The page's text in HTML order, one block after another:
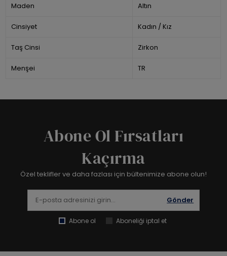
Maden Altın
Cinsiyet Kadın / Kız
Taş Cinsi Zirkon
Menşei TR
Abone Ol Fırsatları
Kaçırma
Özel teklifler ve daha fazlası için bültenimize abone olun!
Gönder
Abone ol Aboneliği iptal et